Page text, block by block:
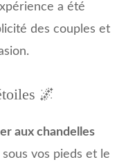
a été
des couples et
🌌
aux chandelles
vos pieds et le